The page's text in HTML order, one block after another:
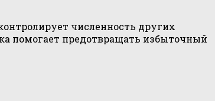
численность других
помогает предотвращать избыточный